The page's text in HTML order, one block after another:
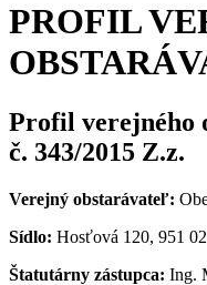
PROFIL
Profil verejného
č. 343/2015 Z.z.
Verejný obstarávateľ:
Sídlo: Hosťová 120, 951 02
Štatutárny zástupca: Ing.